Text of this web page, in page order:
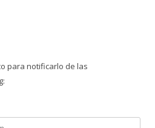
para notificarlo de las